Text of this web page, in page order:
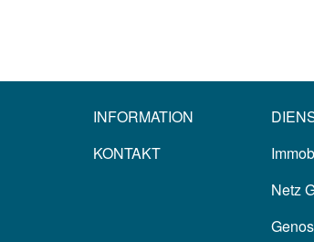
INFORMATION
KONTAKT
Netz